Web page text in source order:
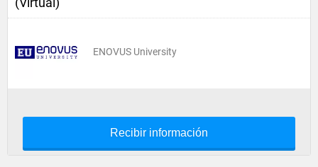
ENOVUS University
Recibir información